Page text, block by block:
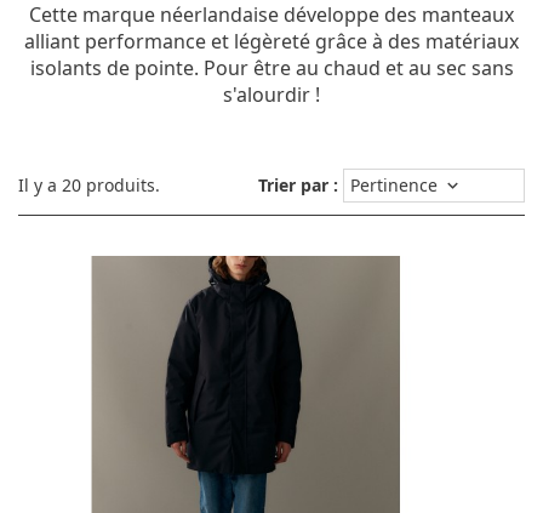
Cette marque néerlandaise développe des manteaux
alliant performance et légèreté grâce à des matériaux
isolants de pointe. Pour être au chaud et au sec sans
s'alourdir !
Il y a 20 produits. Trier par : Pertinence keyboard_arrow_down